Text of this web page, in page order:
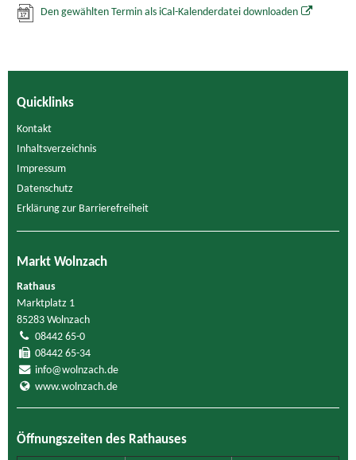
Den gewählten Termin als iCal-Kalenderdatei downloaden
Quicklinks
Kontakt
Inhaltsverzeichnis
Impressum
Datenschutz
Erklärung zur Barrierefreiheit
Markt Wolnzach
Rathaus
Marktplatz 1
85283 Wolnzach
08442 65-0
08442 65-34
info@wolnzach.de
www.wolnzach.de
Öffnungszeiten des Rathauses